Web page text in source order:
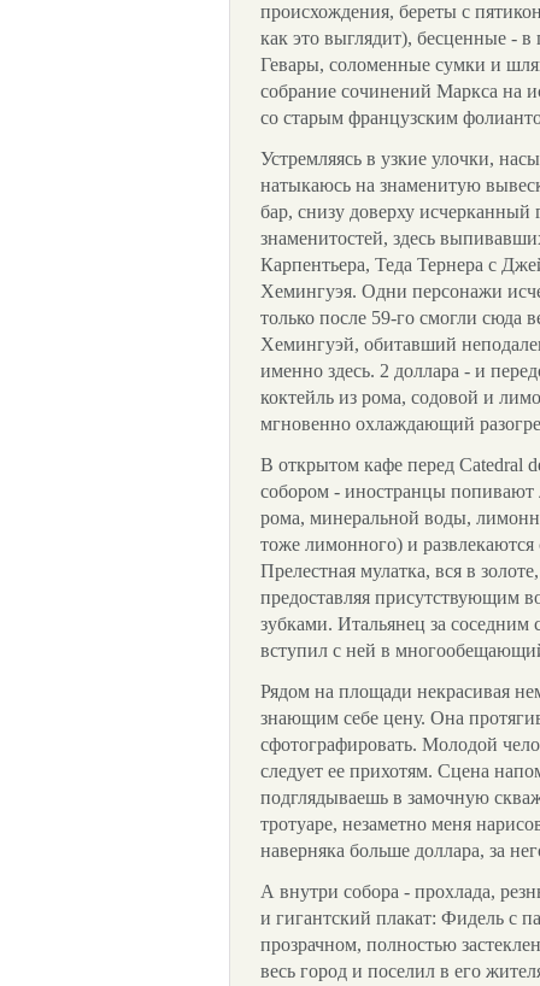
происхождения, береты с
как это выглядит), бесценные -
Гевары, соломенные сумки и
собрание сочинений Маркса на
со старым французским
Устремляясь в узкие улочки,
натыкаюсь на знаменитую
бар, снизу доверху
знаменитостей, здесь
Карпентьера, Теда Тернера с
Хемингуэя. Одни персонажи
только после 59-го смогли сюда
Хемингуэй, обитавший
именно здесь. 2 доллара - и
коктейль из рома, содовой и
мгновенно охлаждающий
В открытом кафе перед Catedral
собором - иностранцы попивают
рома, минеральной воды,
тоже лимонного) и
Прелестная мулатка, вся в
предоставляя присутствующим
зубками. Итальянец за
вступил с ней в
Рядом на площади некрасивая
знающим себе цену. Она
сфотографировать. Молодой
следует ее прихотям. Сцена
подглядываешь в замочную
тротуаре, незаметно меня
наверняка больше доллара, за
А внутри собора - прохлада,
и гигантский плакат: Фидель с
прозрачном, полностью
весь город и поселил в его